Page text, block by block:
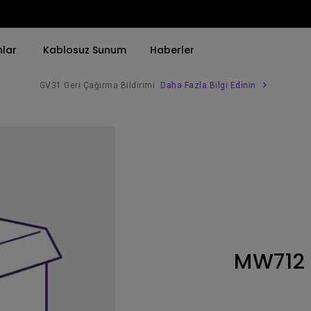
LED
Lazer
USB-C
Thunderbolt
Kablosuz Sunum Haberler
GV31 Geri Çağırma Bildirimi Daha Fazla Bilgi Edinin
MW712